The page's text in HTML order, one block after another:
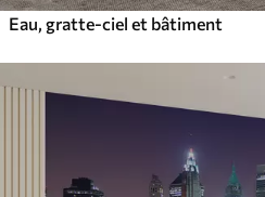
Eau, gratte-ciel et bâtiment